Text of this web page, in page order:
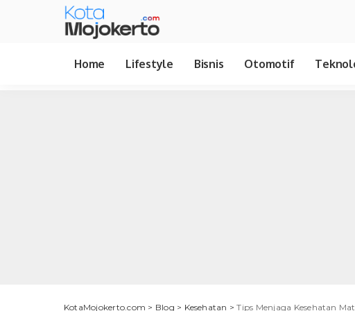
Home Lifestyle Bisnis Otomotif
KotaMojokerto.com > Blog > Kesehatan >Tips Menjaga Kesehatan